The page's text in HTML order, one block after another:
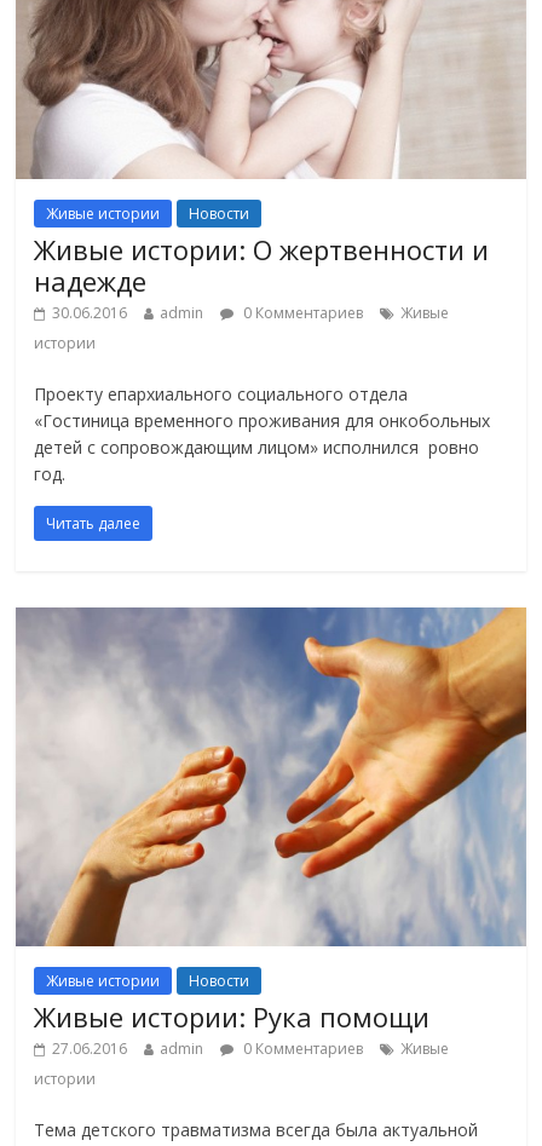
Живые истории Новости
Живые истории: О жертвенности и
надежде
30.06.2016 admin 0 Комментариев
Живые
истории
Проекту епархиального социального отдела
«Гостиница временного проживания для онкобольных
детей с сопровождающим лицом» исполнился ровно
год.
Читать далее
Живые истории Новости
Живые истории: Рука помощи
27.06.2016 admin 0 Комментариев
Живые
истории
Тема детского травматизма всегда была актуальной